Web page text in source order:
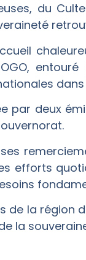
du
dans
par deux
efforts
la région
la